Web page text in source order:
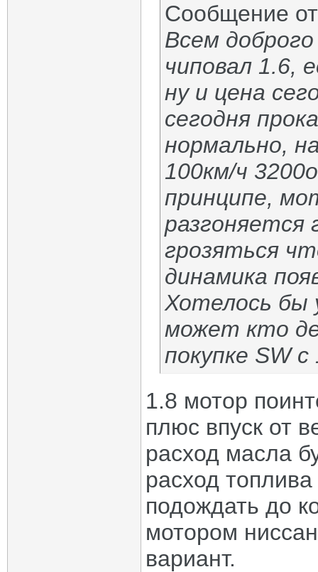
Сообщение
Всем
чиповал 1.6,
ну и цена
сегодня
нормально,
100км/ч
принципе,
разгоняется
грозяться
динамика
Хотелось бы
может кто
покупке SW с
1.8 мотор
плюс впуск от
расход масла
расход
подождать до
мотором
вариант.